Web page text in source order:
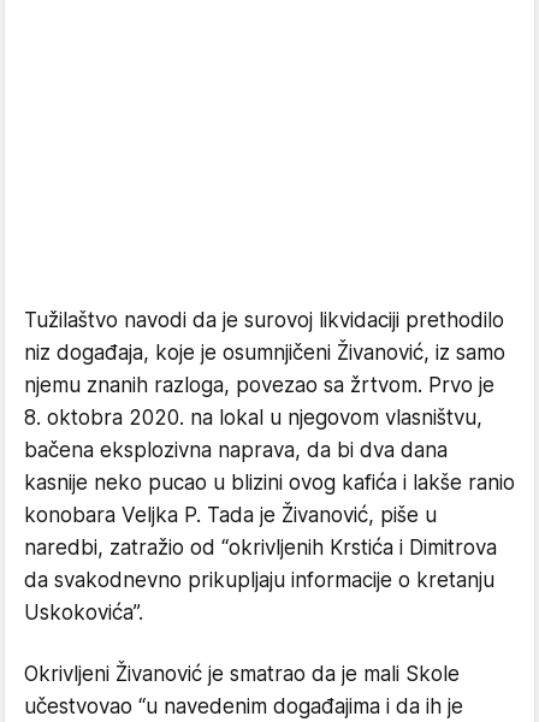
Tužilaštvo navodi da je surovoj likvidaciji prethodilo
niz događaja, koje je osumnjičeni Živanović, iz samo
njemu znanih razloga, povezao sa žrtvom. Prvo je
8. oktobra 2020. na lokal u njegovom vlasništvu,
bačena eksplozivna naprava, da bi dva dana
kasnije neko pucao u blizini ovog kafića i lakše ranio
konobara Veljka P. Tada je Živanović, piše u
naredbi, zatražio od “okrivljenih Krstića i Dimitrova
da svakodnevno prikupljaju informacije o kretanju
Uskokovića”.
Okrivljeni Živanović je smatrao da je mali Skole
učestvovao “u navedenim događajima i da ih je